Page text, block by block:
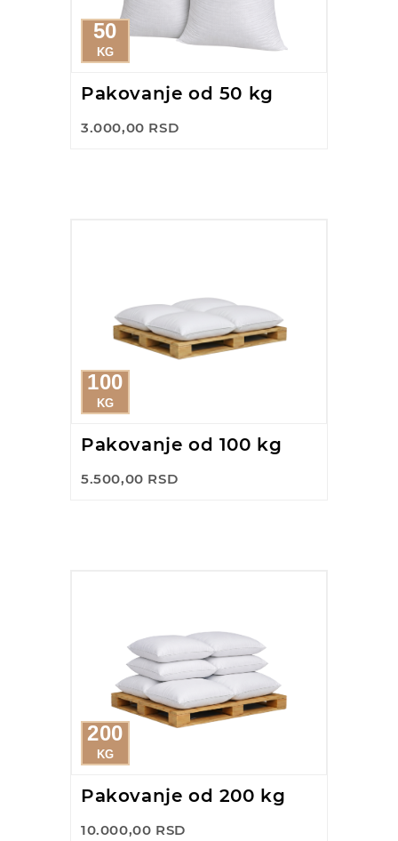
50
KG
Pakovanje od 50 kg
3.000,00 RSD
100
KG
Pakovanje od 100 kg
5.500,00 RSD
200
KG
Pakovanje od 200 kg
10.000,00 RSD